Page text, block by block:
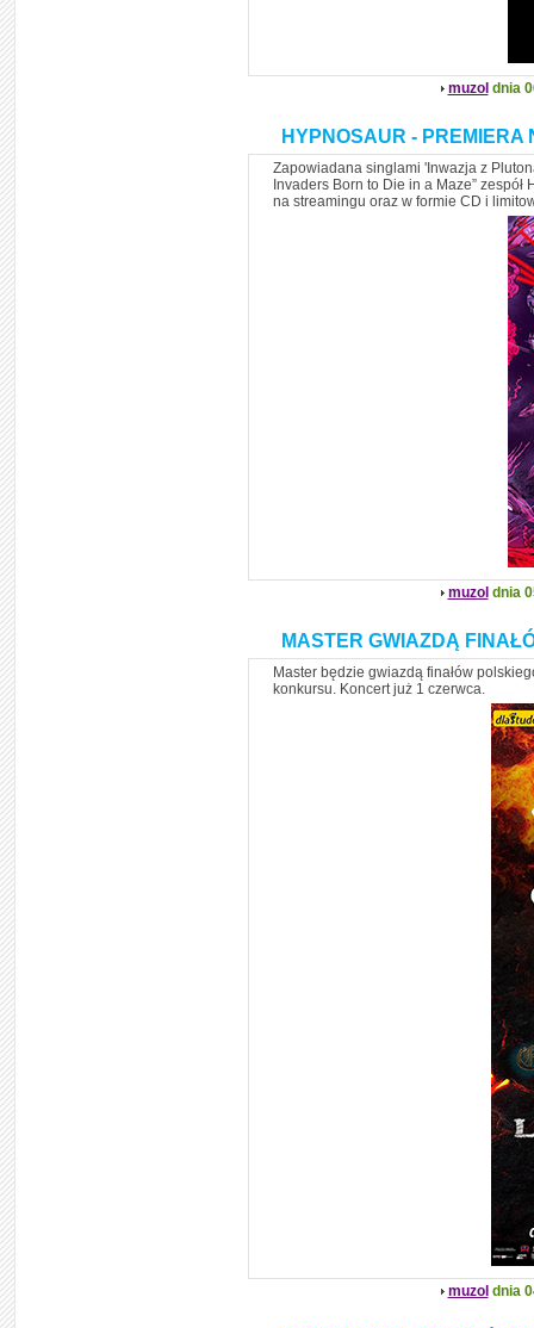
muzol dnia
HYPNOSAUR - PREMIERA
Zapowiadana singlami 'Inwazja z
Invaders Born to Die in a Maze”
na streamingu oraz w formie CD i
muzol dnia
MASTER GWIAZDĄ
Master będzie gwiazdą finałów
konkursu. Koncert już 1 czerwca.
muzol dnia